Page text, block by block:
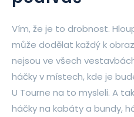
Vím, že je to drobnost.
může dodělat každý k
nejsou ve všech
háčky v místech, kde je
U Tourne na to mysleli. A
háčky na kabáty a bundy,